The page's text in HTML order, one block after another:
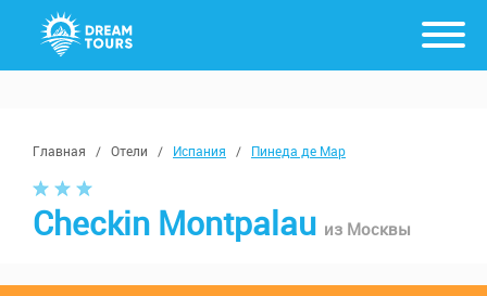
Главная / Отели / Испания / Пинеда де Мар
Checkin Montpalau из Москвы